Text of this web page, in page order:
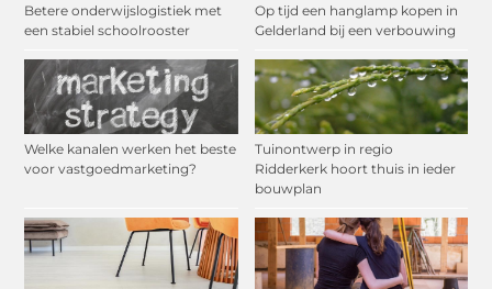
Betere onderwijslogistiek met
een stabiel schoolrooster
Op tijd een hanglamp kopen in
Gelderland bij een verbouwing
Welke kanalen werken het beste
voor vastgoedmarketing?
Tuinontwerp in regio
Ridderkerk hoort thuis in ieder
bouwplan